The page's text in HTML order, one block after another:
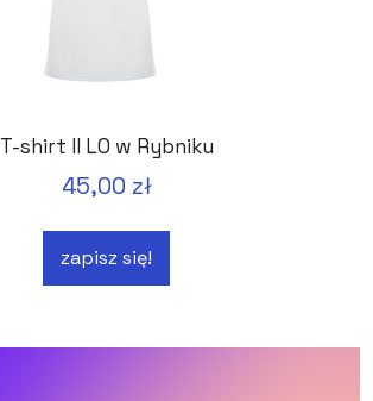
T-shirt II LO w Rybniku
45,00 zł
zapisz się!